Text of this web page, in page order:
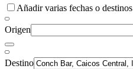
Añadir varias fechas o destinos
Origen
Destino